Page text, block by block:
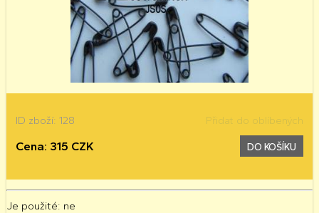
ID zboží: 128 Přidat do oblíbených
Cena: 315 CZK DO KOŠÍKU
Je použité: ne